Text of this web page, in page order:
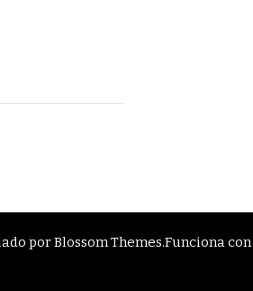
porBlossom Themes.Funciona con